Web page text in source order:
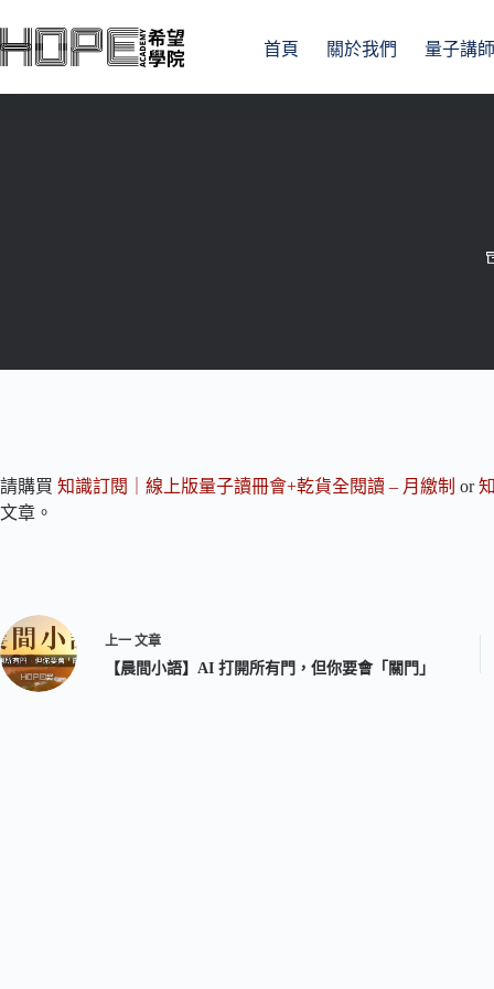
至
主
要
首頁 關於我們 量子講
請購買 知識訂閱｜線上版量子讀冊會+乾貨全閱讀 – 月繳制 or
文章。
上一 文章
【晨間小語】AI 打開所有門，但你要會「關門」